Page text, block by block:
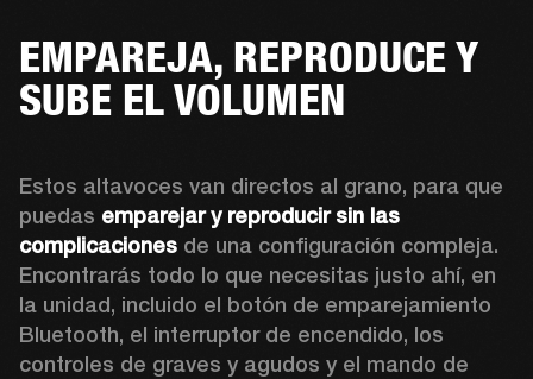
EMPAREJA, REPRODUCE Y
SUBE EL VOLUMEN
Estos altavoces van directos al grano, para que
puedas emparejar y reproducir sin las
complicaciones de una configuración compleja.
Encontrarás todo lo que necesitas justo ahí, en
la unidad, incluido el botón de emparejamiento
Bluetooth, el interruptor de encendido, los
controles de graves y agudos y el mando de